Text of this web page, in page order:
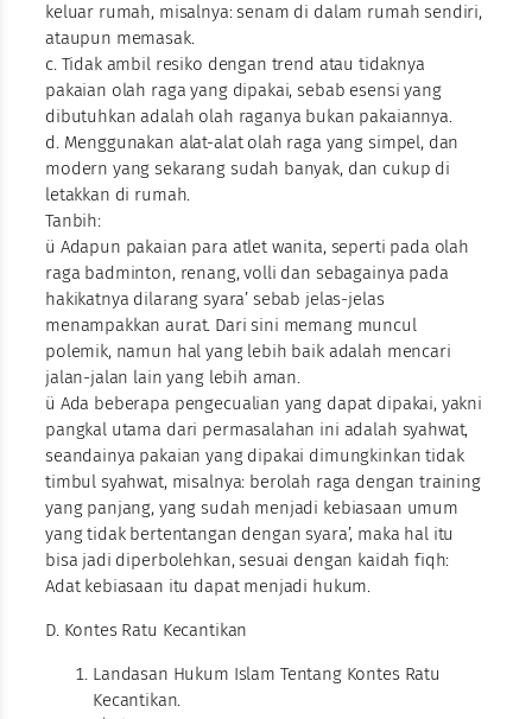
keluar rumah, misalnya: senam di dalam rumah sendiri,
ataupun memasak.
c. Tidak ambil resiko dengan trend atau tidaknya
pakaian olah raga yang dipakai, sebab esensi yang
dibutuhkan adalah olah raganya bukan pakaiannya.
d. Menggunakan alat-alat olah raga yang simpel, dan
modern yang sekarang sudah banyak, dan cukup di
letakkan di rumah.
Tanbih:
ü Adapun pakaian para atlet wanita, seperti pada olah
raga badminton, renang, volli dan sebagainya pada
hakikatnya dilarang syara’ sebab jelas-jelas
menampakkan aurat. Dari sini memang muncul
polemik, namun hal yang lebih baik adalah mencari
jalan-jalan lain yang lebih aman.
ü Ada beberapa pengecualian yang dapat dipakai, yakni
pangkal utama dari permasalahan ini adalah syahwat,
seandainya pakaian yang dipakai dimungkinkan tidak
timbul syahwat, misalnya: berolah raga dengan training
yang panjang, yang sudah menjadi kebiasaan umum
yang tidak bertentangan dengan syara’, maka hal itu
bisa jadi diperbolehkan, sesuai dengan kaidah fiqh:
Adat kebiasaan itu dapat menjadi hukum.
D. Kontes Ratu Kecantikan
Landasan Hukum Islam Tentang Kontes Ratu
Kecantikan.